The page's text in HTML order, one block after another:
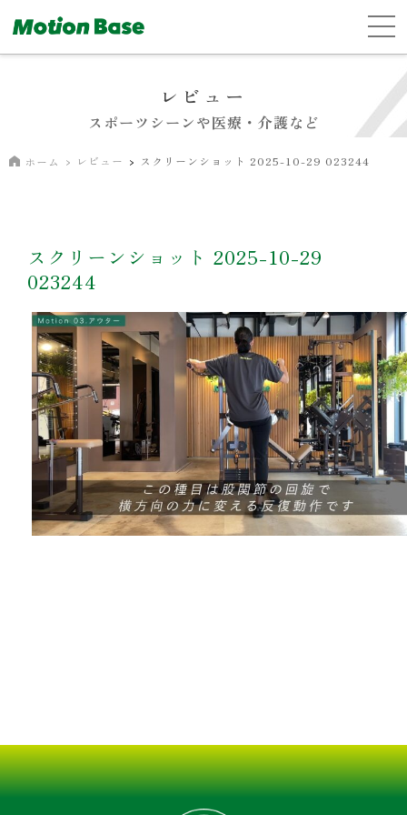
レビュー
スポーツシーンや医療・介護など
ホーム レビュー スクリーンショット 2025-10-29 023244
スクリーンショット 2025-10-29
023244